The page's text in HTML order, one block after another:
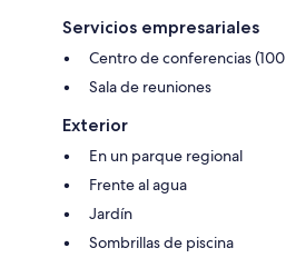
Servicios empresariales
Centro de conferencias
Sala de reuniones
Exterior
En un parque regional
Frente al agua
Jardín
Sombrillas de piscina